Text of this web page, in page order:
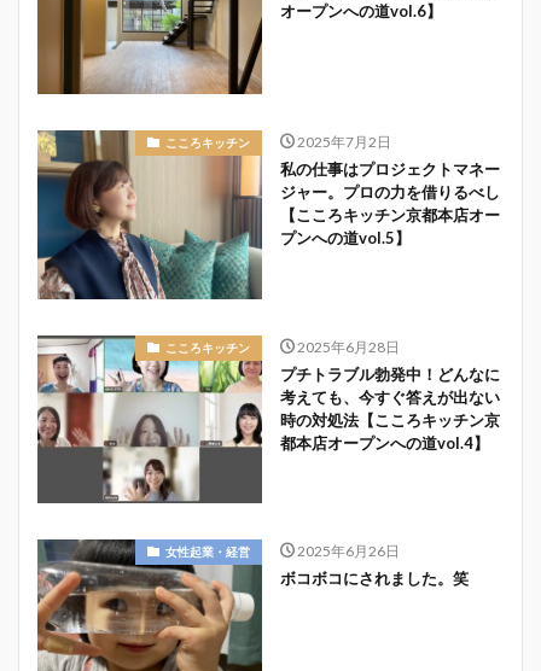
オープンへの道vol.6】
こころキッチン 2025年7月2日
私の仕事はプロジェクトマネー
ジャー。プロの力を借りるべし
【こころキッチン京都本店オー
プンへの道vol.5】
こころキッチン 2025年6月28日
プチトラブル勃発中！どんなに
考えても、今すぐ答えが出ない
時の対処法【こころキッチン京
都本店オープンへの道vol.4】
女性起業・経営 2025年6月26日
ボコボコにされました。笑